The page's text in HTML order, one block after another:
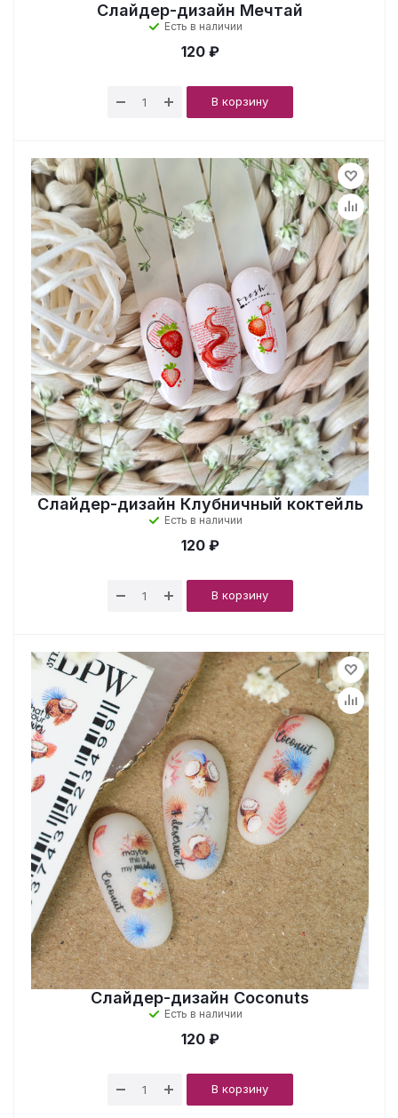
Слайдер-дизайн Мечтай
Есть в наличии
120 ₽
В корзину
Слайдер-дизайн Клубничный коктейль
Есть в наличии
120 ₽
В корзину
Слайдер-дизайн Coconuts
Есть в наличии
120 ₽
В корзину